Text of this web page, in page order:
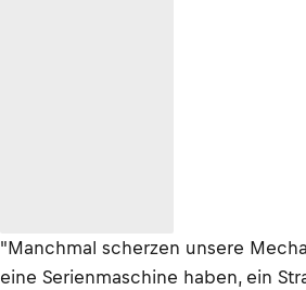
"Manchmal scherzen unsere
eine Serienmaschine haben, ein